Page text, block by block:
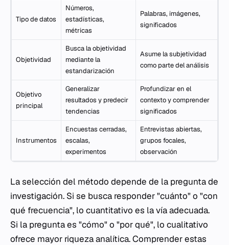
Tipo de datos
Números,
estadísticas,
métricas
Palabras, imágenes,
significados
Objetividad
Busca la objetividad
mediante la
estandarización
Asume la subjetividad
como parte del análisis
Objetivo
principal
Generalizar
resultados y predecir
tendencias
Profundizar en el
contexto y comprender
significados
Instrumentos
Encuestas cerradas,
escalas,
experimentos
Entrevistas abiertas,
grupos focales,
observación
La selección del método depende de la pregunta de
investigación. Si se busca responder "cuánto" o "con
qué frecuencia", lo cuantitativo es la vía adecuada.
Si la pregunta es "cómo" o "por qué", lo cualitativo
ofrece mayor riqueza analítica. Comprender estas